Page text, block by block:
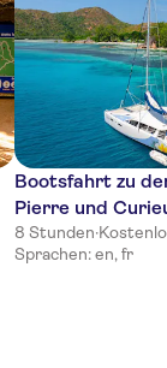
Bootsfahrt zu
Pierre und
„Oplezir“
8 Stunden·
Sprachen: en, fr